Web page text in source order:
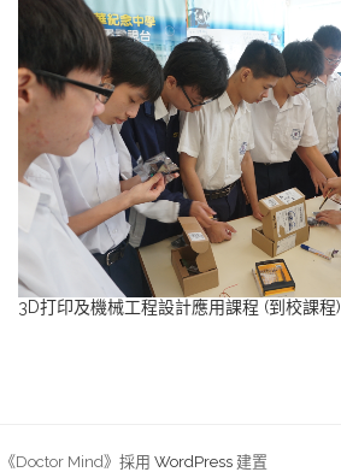
3D打印及機械工程設計應用課程 (到校課程)
《Doctor Mind》採用 WordPress 建置